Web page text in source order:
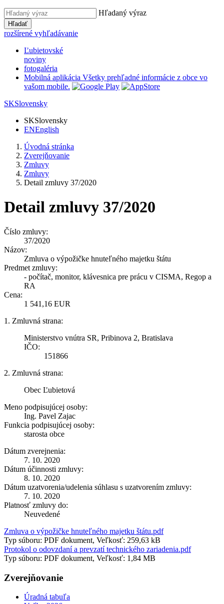
Hľadaný výraz
Hľadať
rozšírené vyhľadávanie
Ľubietovské
noviny
fotogaléria
Mobilná aplikácia Všetky prehľadné informácie z obce vo
vašom mobile.
SKSlovensky
SKSlovensky
ENEnglish
Úvodná stránka
Zverejňovanie
Zmluvy
Zmluvy
Detail zmluvy 37/2020
Detail zmluvy 37/2020
Číslo zmluvy:
37/2020
Názov:
Zmluva o výpožičke hnuteľného majetku štátu
Predmet zmluvy:
- počítač, monitor, klávesnica pre prácu v CISMA, Regop a
RA
Cena:
1 541,16 EUR
1. Zmluvná strana:
Ministerstvo vnútra SR, Pribinova 2, Bratislava
IČO:
151866
2. Zmluvná strana:
Obec Ľubietová
Meno podpisujúcej osoby:
Ing. Pavel Zajac
Funkcia podpisujúcej osoby:
starosta obce
Dátum zverejnenia:
7. 10. 2020
Dátum účinnosti zmluvy:
8. 10. 2020
Dátum uzatvorenia/udelenia súhlasu s uzatvorením zmluvy:
7. 10. 2020
Platnosť zmluvy do:
Neuvedené
Zmluva o výpožičke hnuteľného majetku štátu.pdf
Typ súboru: PDF dokument, Veľkosť: 259,63 kB
Protokol o odovzdaní a prevzatí technického zariadenia.pdf
Typ súboru: PDF dokument, Veľkosť: 1,84 MB
Zverejňovanie
Úradná tabuľa